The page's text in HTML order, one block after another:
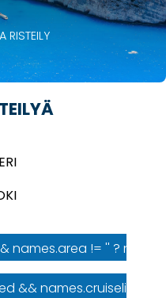
RISTEILY
names.area != '' ?
&& names.cruiseline